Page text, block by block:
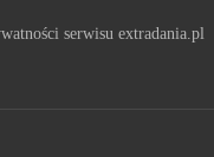
serwisu extradania.pl